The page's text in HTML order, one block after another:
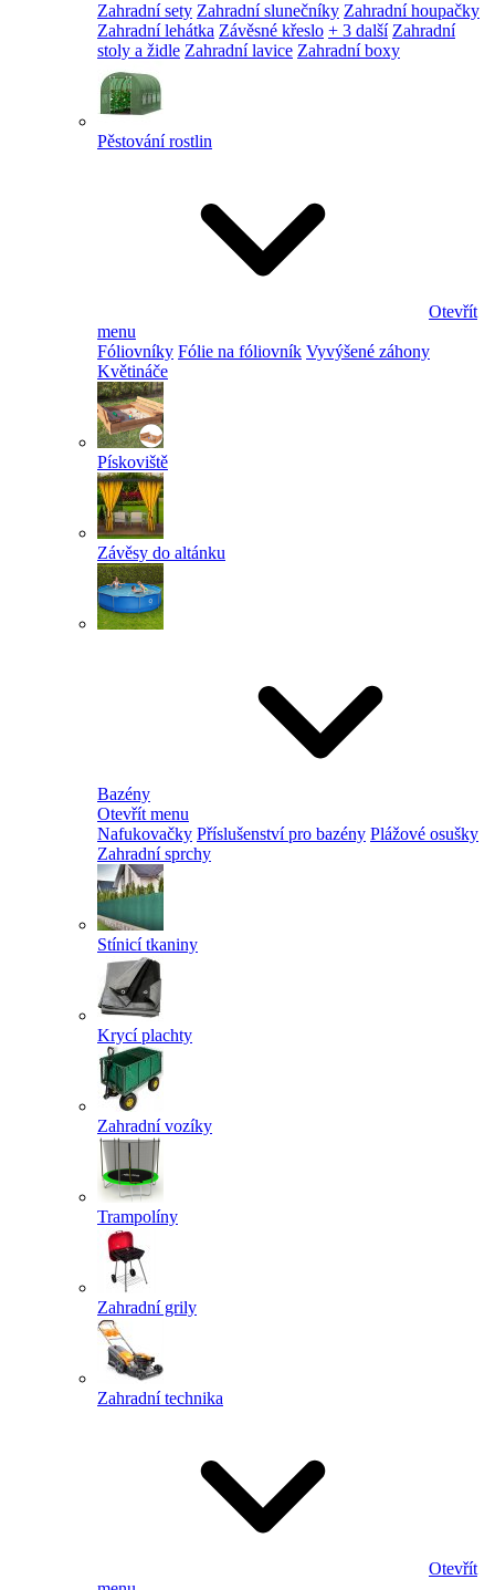
Zahradní sety Zahradní slunečníky Zahradní houpačky
Zahradní lehátka Závěsné křeslo + 3 další Zahradní
stoly a židle Zahradní lavice Zahradní boxy
Pěstování rostlin
Otevřít
menu
Fóliovníky Fólie na fóliovník Vyvýšené záhony
Květináče
Pískoviště
Závěsy do altánku
Bazény
Otevřít menu
Nafukovačky Příslušenství pro bazény Plážové osušky
Zahradní sprchy
Stínicí tkaniny
Krycí plachty
Zahradní vozíky
Trampolíny
Zahradní grily
Zahradní technika
Otevřít